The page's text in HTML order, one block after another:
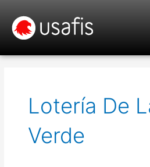
contenido
Lotería De
Verde